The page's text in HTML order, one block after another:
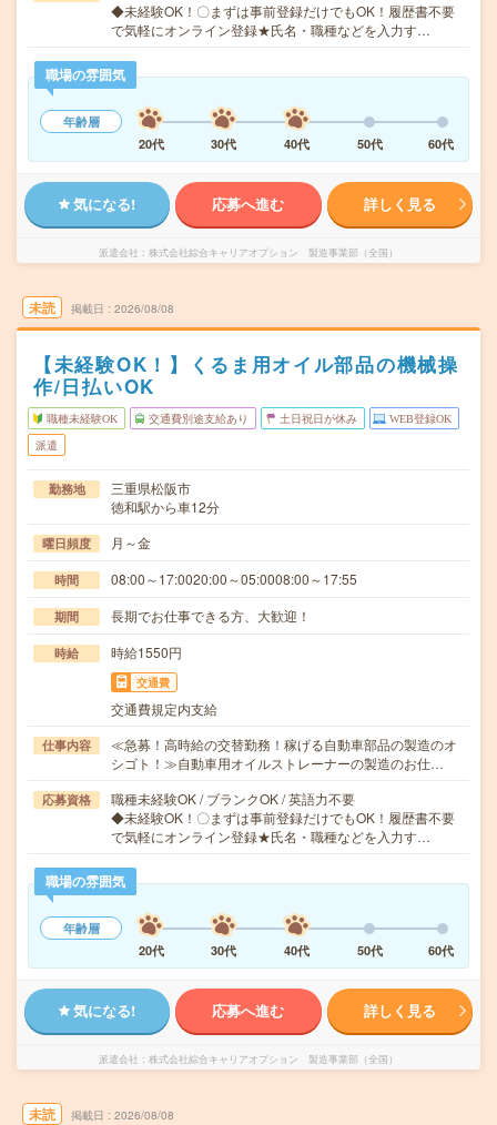
◆未経験OK！〇まずは事前登録だけでもOK！履歴書不要
で気軽にオンライン登録★氏名・職種などを入力す…
職場の雰囲気
年齢層
20代
30代 40代 50代 60代
気になる! 応募へ進む 詳しく見る
派遣会社 株式会社綜合キャリアオプション 製造事業部（全国）
未読 掲載日 2026/08/08
【未経験OK！】くるま用オイル部品の機械操
作/日払いOK
職種未経験OK 交通費別途支給あり 土日祝日が休み WEB登録OK
派遣
勤務地
三重県松阪市
徳和駅から車12分
曜日頻度 月～金
時間 08:00～17:0020:00～05:0008:00～17:55
期間 長期でお仕事できる方、大歓迎！
時給 時給1550円
交通費
交通費規定内支給
仕事内容
≪急募！高時給の交替勤務！稼げる自動車部品の製造のオ
シゴト！≫自動車用オイルストレーナーの製造のお仕…
応募資格
職種未経験OK / ブランクOK / 英語力不要
◆未経験OK！〇まずは事前登録だけでもOK！履歴書不要
で気軽にオンライン登録★氏名・職種などを入力す…
職場の雰囲気
年齢層
20代
30代 40代 50代 60代
気になる! 応募へ進む 詳しく見る
派遣会社 株式会社綜合キャリアオプション 製造事業部（全国）
未読 掲載日 2026/08/08